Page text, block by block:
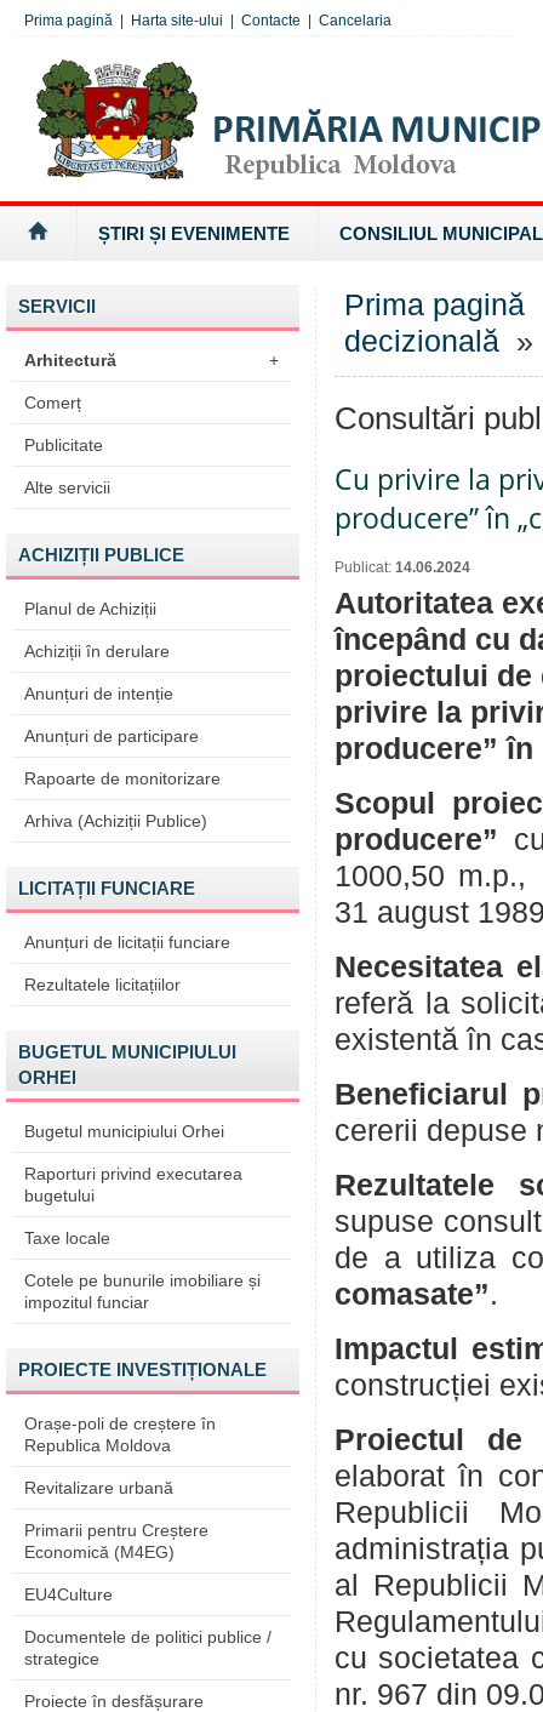
Prima pagină Harta site-ului Contacte Cancelaria
ȘTIRI ȘI EVENIMENTE CONSILIUL MUNICIPAL
SERVICII
Arhitectură +
Comerț
Publicitate
Alte servicii
ACHIZIȚII PUBLICE
Planul de Achiziții
Achiziții în derulare
Anunțuri de intenție
Anunțuri de participare
Rapoarte de monitorizare
Arhiva (Achiziții Publice)
LICITAȚII FUNCIARE
Anunțuri de licitații funciare
Rezultatele licitațiilor
BUGETUL MUNICIPIULUI
ORHEI
Bugetul municipiului Orhei
Raporturi privind executarea
bugetului
Taxe locale
Cotele pe bunurile imobiliare și
impozitul funciar
PROIECTE INVESTIȚIONALE
Orașe-poli de creștere în
Republica Moldova
Revitalizare urbană
Primarii pentru Creștere
Economică (M4EG)
EU4Culture
Documentele de politici publice /
strategice
Proiecte în desfășurare
Prima pagină
decizională »
Consultări
Cu privire la
producere” în
Publicat: 14.06.2024
Autoritatea
începând cu
proiectului de
privire la
producere”
Scopul
producere”
1000,50
31 august
Necesitatea
referă la
existentă în
Beneficiarul
cererii depuse
Rezultatele
supuse
de a utiliza
comasate”.
Impactul
construcției
Proiectul de
elaborat în
Republicii
administrația
al Republicii
cu societatea
nr. 967 din